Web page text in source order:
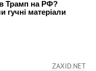
ZAXID.NET